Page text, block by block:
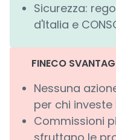
Sicurezza:
d'Italia e
FINECO
Nessuna
per chi
Commissioni